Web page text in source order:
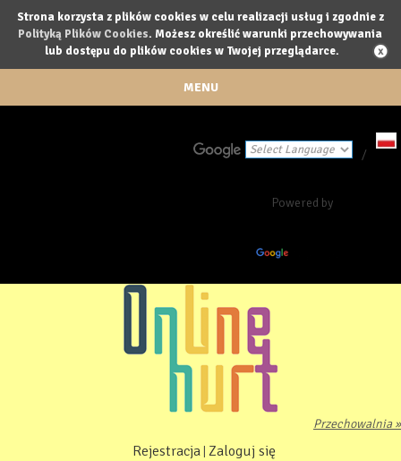
Strona korzysta z plików cookies w celu realizacji usług i zgodnie z
Polityką Plików Cookies. Możesz określić warunki przechowywania
lub dostępu do plików cookies w Twojej przeglądarce.
MENU
Powered by
/
Przechowalnia »
Rejestracja Zaloguj się